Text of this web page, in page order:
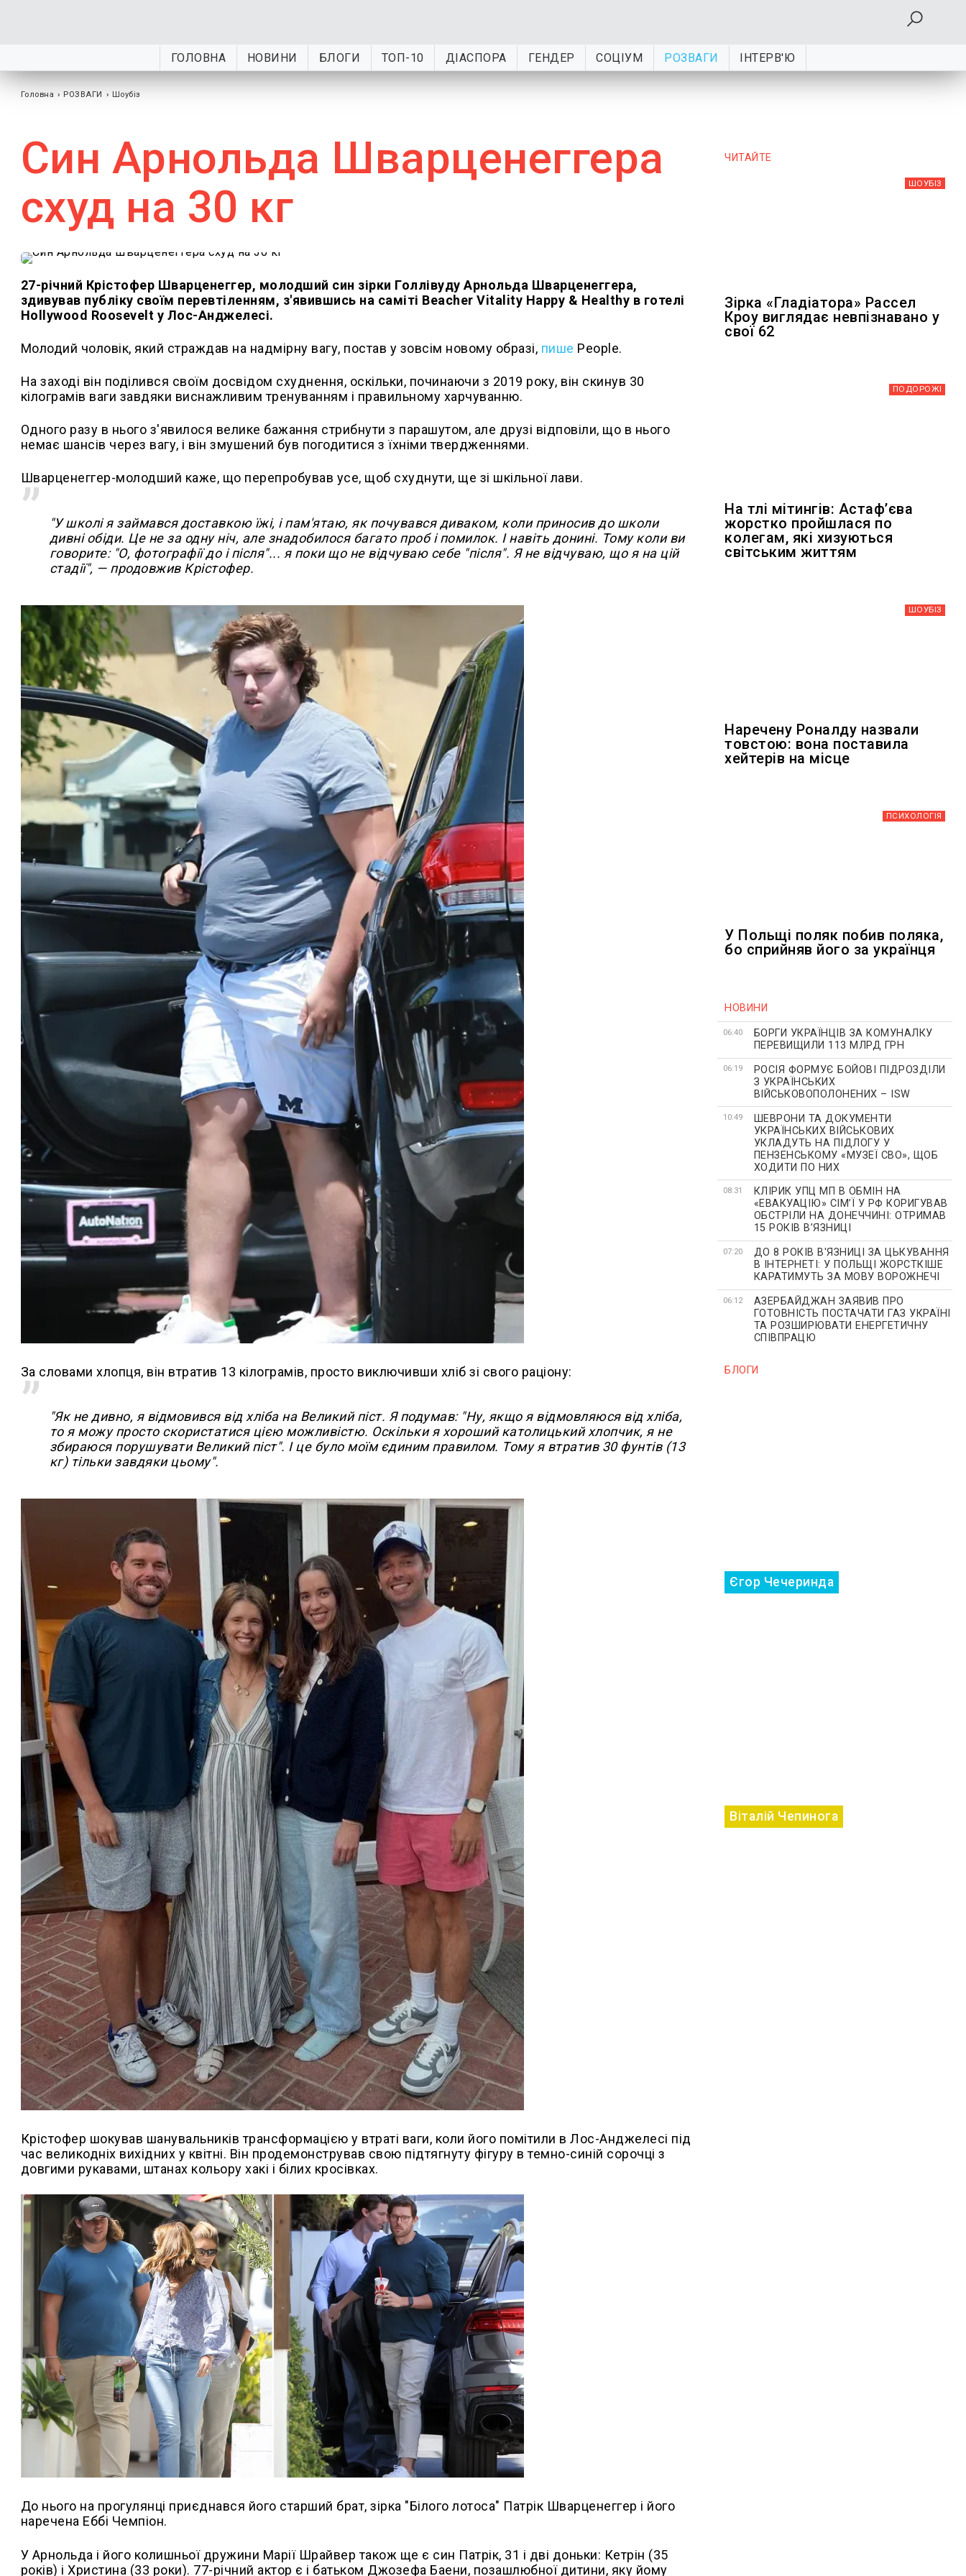
ГОЛОВНА НОВИНИ БЛОГИ ТОП-10 ДІАСПОРА ГЕНДЕР СОЦІУМ РОЗВАГИ ІНТЕРВ'Ю
Головна › РОЗВАГИ › Шоубiз
Син Арнольда Шварценеггера
схуд на 30 кг
27-річний Крістофер Шварценеггер, молодший син зірки Голлівуду Арнольда Шварценеггера,
здивував публіку своїм перевтіленням, з'явившись на саміті Beacher Vitality Happy & Healthy в готелі
Hollywood Roosevelt у Лос-Анджелесі.
Молодий чоловік, який страждав на надмірну вагу, постав у зовсім новому образі, пише People.
На заході він поділився своїм досвідом схуднення, оскільки, починаючи з 2019 року, він скинув 30
кілограмів ваги завдяки виснажливим тренуванням і правильному харчуванню.
Одного разу в нього з'явилося велике бажання стрибнути з парашутом, але друзі відповіли, що в нього
немає шансів через вагу, і він змушений був погодитися з їхніми твердженнями.
Шварценеггер-молодший каже, що перепробував усе, щоб схуднути, ще зі шкільної лави.
"У школі я займався доставкою їжі, і пам'ятаю, як почувався диваком, коли приносив до школи
дивні обіди. Це не за одну ніч, але знадобилося багато проб і помилок. І навіть донині. Тому коли ви
говорите: "О, фотографії до і після"... я поки що не відчуваю себе "після". Я не відчуваю, що я на цій
стадії", — продовжив Крістофер.
За словами хлопця, він втратив 13 кілограмів, просто виключивши хліб зі свого раціону:
"Як не дивно, я відмовився від хліба на Великий піст. Я подумав: "Ну, якщо я відмовляюся від хліба,
то я можу просто скористатися цією можливістю. Оскільки я хороший католицький хлопчик, я не
збираюся порушувати Великий піст". І це було моїм єдиним правилом. Тому я втратив 30 фунтів (13
кг) тільки завдяки цьому".
Крістофер шокував шанувальників трансформацією у втраті ваги, коли його помітили в Лос-Анджелесі під
час великодніх вихідних у квітні. Він продемонстрував свою підтягнуту фігуру в темно-синій сорочці з
довгими рукавами, штанах кольору хакі і білих кросівках.
До нього на прогулянці приєднався його старший брат, зірка "Білого лотоса" Патрік Шварценеггер і його
наречена Еббі Чемпіон.
У Арнольда і його колишньої дружини Марії Шрайвер також ще є син Патрік, 31 і дві доньки: Кетрін (35
років) і Христина (33 роки). 77-річний актор є і батьком Джозефа Баени, позашлюбної дитини, яку йому
ЧИТАЙТЕ
ШОУБIЗ
Зірка «Гладіатора» Рассел
Кроу виглядає невпізнавано у
свої 62
ПОДОРОЖІ
На тлі мітингів: Астафʼєва
жорстко пройшлася по
колегам, які хизуються
світським життям
ШОУБIЗ
Наречену Роналду назвали
товстою: вона поставила
хейтерів на місце
ПСИХОЛОГІЯ
У Польщі поляк побив поляка,
бо сприйняв його за українця
НОВИНИ
06:40
БОРГИ УКРАЇНЦІВ ЗА КОМУНАЛКУ
ПЕРЕВИЩИЛИ 113 МЛРД ГРН
06:19
РОСІЯ ФОРМУЄ БОЙОВІ ПІДРОЗДІЛИ
З УКРАЇНСЬКИХ
ВІЙСЬКОВОПОЛОНЕНИХ – ISW
10:49
ШЕВРОНИ ТА ДОКУМЕНТИ
УКРАЇНСЬКИХ ВІЙСЬКОВИХ
УКЛАДУТЬ НА ПІДЛОГУ У
ПЕНЗЕНСЬКОМУ «МУЗЕЇ СВО», ЩОБ
ХОДИТИ ПО НИХ
08:31
КЛІРИК УПЦ МП В ОБМІН НА
«ЕВАКУАЦІЮ» СІМʼЇ У РФ КОРИГУВАВ
ОБСТРІЛИ НА ДОНЕЧЧИНІ: ОТРИМАВ
15 РОКІВ ВʼЯЗНИЦІ
07:20
ДО 8 РОКІВ В'ЯЗНИЦІ ЗА ЦЬКУВАННЯ
В ІНТЕРНЕТІ: У ПОЛЬЩІ ЖОРСТКІШЕ
КАРАТИМУТЬ ЗА МОВУ ВОРОЖНЕЧІ
06:12
АЗЕРБАЙДЖАН ЗАЯВИВ ПРО
ГОТОВНІСТЬ ПОСТАЧАТИ ГАЗ УКРАЇНІ
ТА РОЗШИРЮВАТИ ЕНЕРГЕТИЧНУ
СПІВПРАЦЮ
БЛОГИ
Єгор Чечеринда
Віталій Чепинога